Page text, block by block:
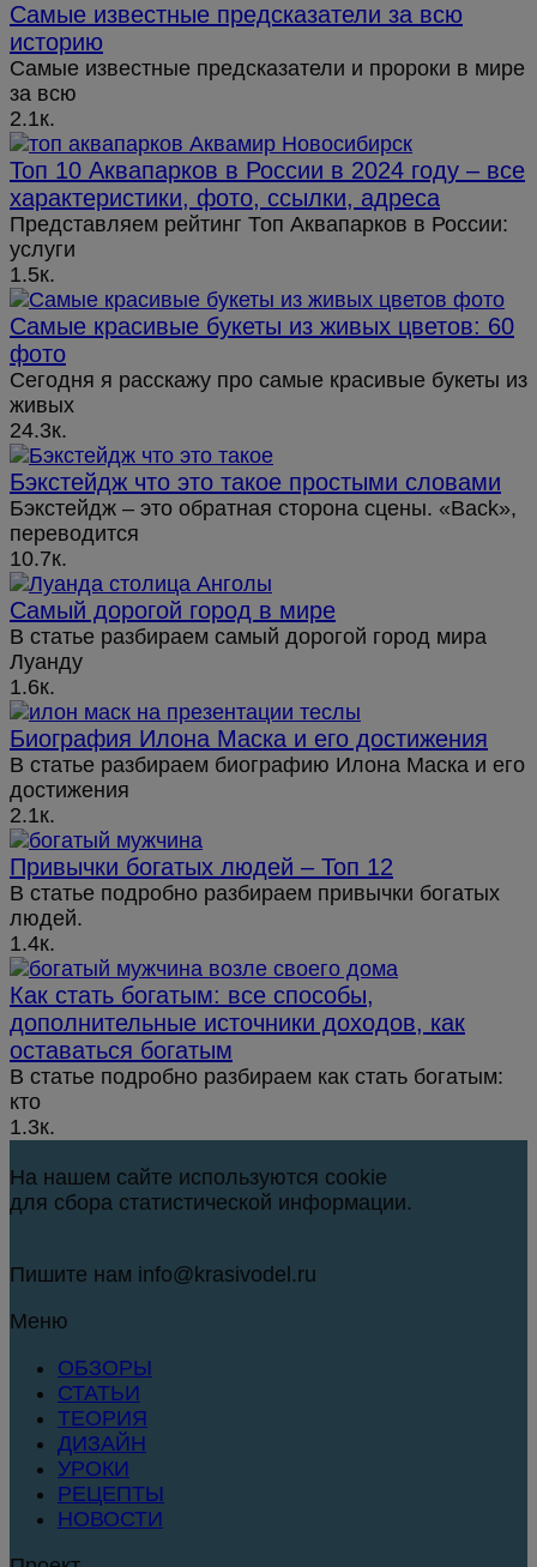
Самые известные предсказатели за всю
историю
Самые известные предсказатели и пророки в мире
за всю
2.1к.
Топ 10 Аквапарков в России в 2024 году – все
характеристики, фото, ссылки, адреса
Представляем рейтинг Топ Аквапарков в России:
услуги
1.5к.
Самые красивые букеты из живых цветов: 60
фото
Сегодня я расскажу про самые красивые букеты из
живых
24.3к.
Бэкстейдж что это такое простыми словами
Бэкстейдж – это обратная сторона сцены. «Back»,
переводится
10.7к.
Самый дорогой город в мире
В статье разбираем самый дорогой город мира
Луанду
1.6к.
Биография Илона Маска и его достижения
В статье разбираем биографию Илона Маска и его
достижения
2.1к.
Привычки богатых людей – Топ 12
В статье подробно разбираем привычки богатых
людей.
1.4к.
Как стать богатым: все способы,
дополнительные источники доходов, как
оставаться богатым
В статье подробно разбираем как стать богатым:
кто
1.3к.
На нашем сайте используются cookie
для сбора статистической информации.
Пишите нам info@krasivodel.ru
Меню
ОБЗОРЫ
СТАТЬИ
ТЕОРИЯ
ДИЗАЙН
УРОКИ
РЕЦЕПТЫ
НОВОСТИ